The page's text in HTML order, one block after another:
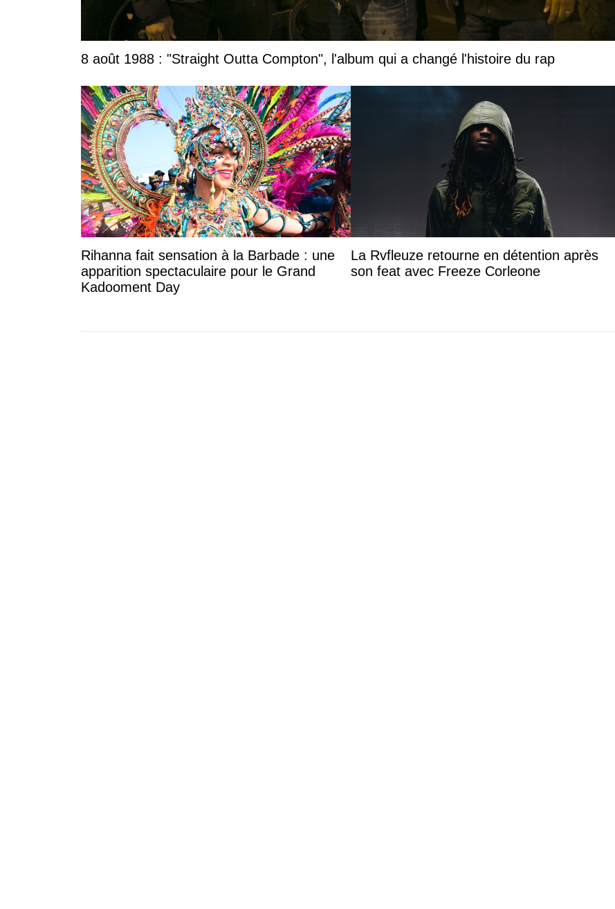
8 août 1988 : "Straight Outta Compton", l'album qui a changé l'histoire du rap
Rihanna fait sensation à la Barbade : une
apparition spectaculaire pour le Grand
Kadooment Day
La Rvfleuze retourne en détention après
son feat avec Freeze Corleone